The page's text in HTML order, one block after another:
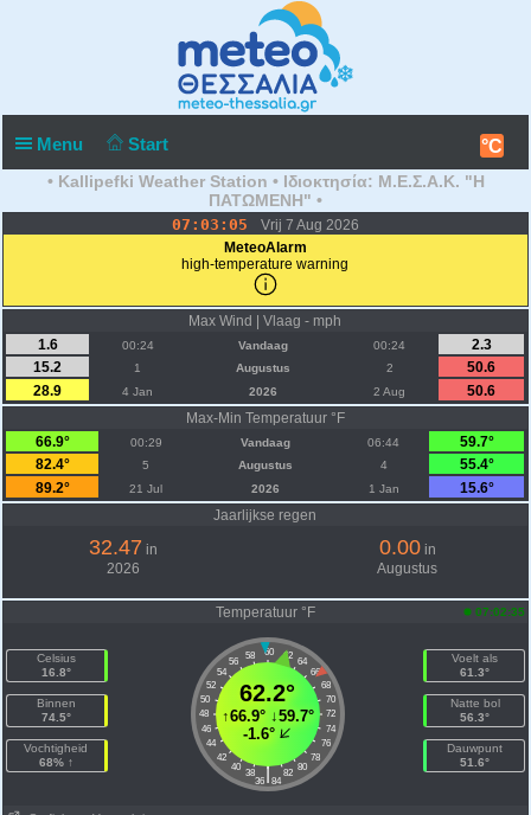
Menu Start °C
• Kallipefki Weather Station • Ιδιοκτησία: Μ.Ε.Σ.Α.Κ. "Η
ΠΑΤΩΜΕΝΗ" •
07:03:05
Vrij 7 Aug 2026
MeteoAlarm
high-temperature warning
Max Wind | Vlaag - mph
1.6
00:24 Vandaag 00:24
2.3
15.2
1 Augustus 2
50.6
28.9
4 Jan 2026 2 Aug
50.6
Max-Min Temperatuur °F
66.9°
00:29 Vandaag 06:44
59.7°
82.4°
5 Augustus 4
55.4°
89.2°
21 Jul 2026 1 Jan
15.6°
Jaarlijkse regen
32.47 in
2026
0.00in
Augustus
Temperatuur °F 07:02:35
Celsius
16.8°
Binnen
74.5°
Vochtigheid
68% ↑
60
58 62
56
64
54
66
52
68
50
70
48
72
46
74
44
76
42
78
40
80
38 82
|
36 84
62.2°
↑66.9°↓59.7°
-1.6°
Voelt als
61.3°
Natte bol
56.3°
Dauwpunt
51.6°